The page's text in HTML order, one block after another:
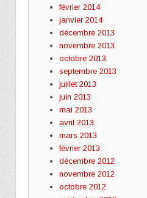
février 2014
janvier 2014
décembre 2013
novembre 2013
octobre 2013
septembre 2013
juillet 2013
juin 2013
mai 2013
avril 2013
mars 2013
février 2013
décembre 2012
novembre 2012
octobre 2012